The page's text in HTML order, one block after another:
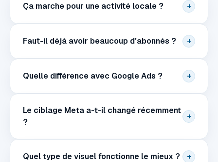
Ça marche pour une activité locale ? +
Faut-il déjà avoir beaucoup d'abonnés ? +
Quelle différence avec Google Ads ? +
Le ciblage Meta a-t-il changé récemment
?
+
Quel type de visuel fonctionne le mieux ? +